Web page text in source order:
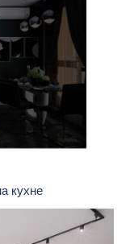
кухне